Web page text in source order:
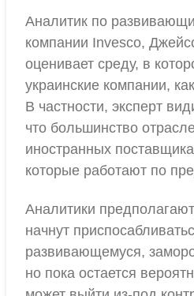
Аналитик по
компании Invesco,
оценивает среду, в
украинские компании,
В частности, эксперт
что большинство
иностранных
которые работают по
Аналитики
начнут
развивающемуся,
но пока остается